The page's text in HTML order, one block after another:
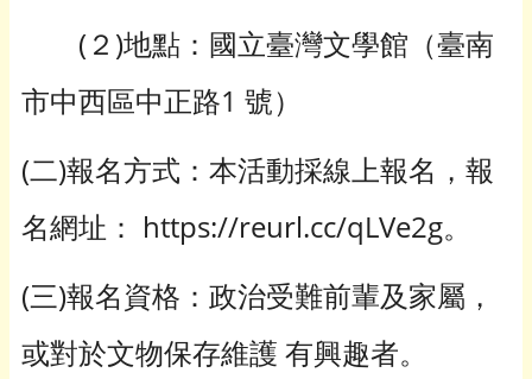
(２)地點：國立臺灣文學館（臺南
市中西區中正路1 號）
(二)報名方式：本活動採線上報名，報
名網址： https://reurl.cc/qLVe2g。
(三)報名資格：政治受難前輩及家屬，
或對於文物保存維護 有興趣者。